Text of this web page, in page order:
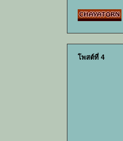
โพสต์ที่ 4